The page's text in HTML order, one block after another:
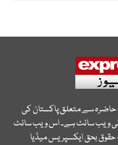
حاضرہ سے متعلق پاکستان کی
ویب سائٹ ہے۔ اس ویب سائٹ
حقوق بحق ایکسپریس میڈیا